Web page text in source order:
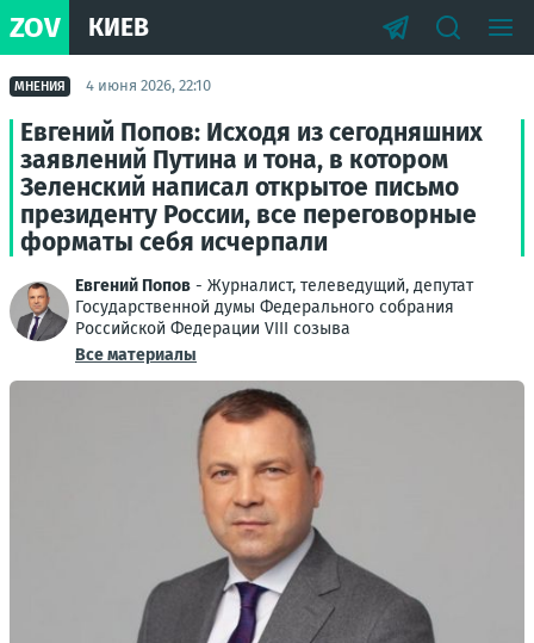
ZOV КИЕВ
МНЕНИЯ 4 июня 2026, 22:10
Евгений Попов: Исходя из сегодняшних
заявлений Путина и тона, в котором
Зеленский написал открытое письмо
президенту России, все переговорные
форматы себя исчерпали
Евгений Попов - Журналист, телеведущий, депутат
Государственной думы Федерального собрания
Российской Федерации VIII созыва
Все материалы